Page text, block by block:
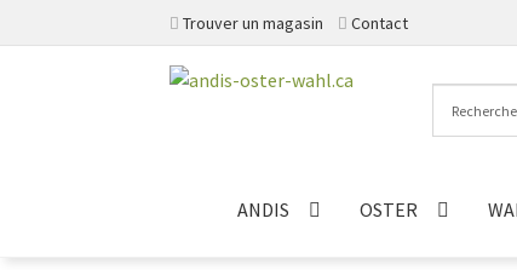
Trouver un magasin Contact
Aller
Aller
ANDIS OSTER